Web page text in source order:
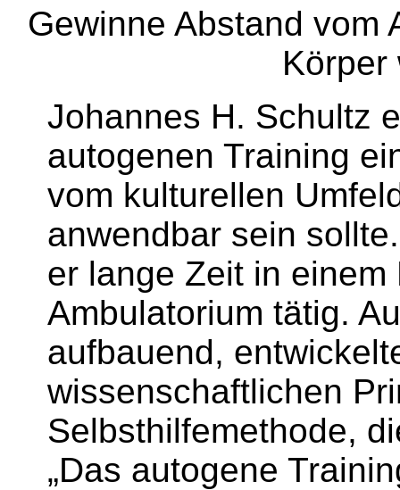
Gewinne Abstand vom
Johannes H. Schultz
autogenen Training
vom kulturellen
anwendbar sein
er lange Zeit in
Ambulatoriumtätig.
aufbauend,
wissenschaftlichen
Selbsthilfemethode,
„Das autogene